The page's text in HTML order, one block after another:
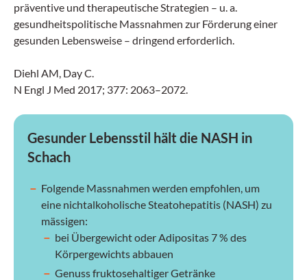
präventive und therapeutische Strategien – u. a.
gesundheitspolitische Massnahmen zur Förderung einer
gesunden Lebensweise – dringend erforderlich.
Diehl AM, Day C.
N Engl J Med 2017; 377: 2063–2072.
Gesunder Lebensstil hält die NASH in
Schach
Folgende Massnahmen werden empfohlen, um
eine nichtalkoholische Steatohepatitis (NASH) zu
mässigen:
bei Übergewicht oder Adipositas 7 % des
Körpergewichts abbauen
Genuss fruktosehaltiger Getränke